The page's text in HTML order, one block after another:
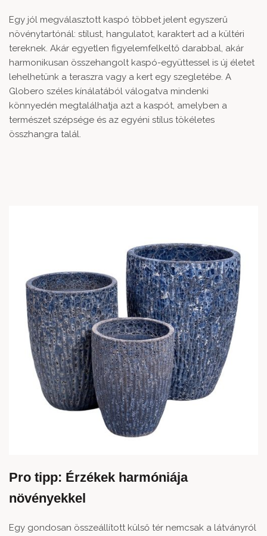
Egy jól megválasztott kaspó többet jelent egyszerű
növénytartónál: stílust, hangulatot, karaktert ad a kültéri
tereknek. Akár egyetlen figyelemfelkeltő darabbal, akár
harmonikusan összehangolt kaspó-együttessel is új életet
lehelhetünk a teraszra vagy a kert egy szegletébe. A
Globero széles kínálatából válogatva mindenki
könnyedén megtalálhatja azt a kaspót, amelyben a
természet szépsége és az egyéni stílus tökéletes
összhangra talál.
Pro tipp: Érzékek harmóniája
növényekkel
Egy gondosan összeállított külső tér nemcsak a látványról